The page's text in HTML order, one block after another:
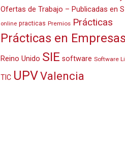
Ofertas de Trabajo – Publicadas en
online practicas Premios Prácticas
Prácticas en Empresas
Reino Unido SIE software Software
TIC UPVValencia